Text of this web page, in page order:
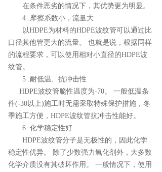
在条件恶劣的情况下，其优势更为明显。
4 .摩擦系数小，流量大
以HDPE为材料的HDPE波纹管可以通过比
口径其他管更大的流量。 也就是说，根据同样
的流程要求，可以使用相对小直径的HDPE波
纹管。
5 .耐低温、抗冲击性
HDPE波纹管脆性温度为-70。 一般低温条
件(-30以上)施工时无需采取特殊保护措施，冬
季施工方便，HDPE波纹管抗冲击性能好。
6 .化学稳定性好
HDPE波纹管分子是无极性的，因此化学
稳定性优异。 除了少数强力氧化剂外，大多数
化学介质没有其破坏作用。 一般情况下，使用